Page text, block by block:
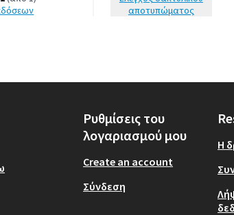
αποτυπώματος
Ρυθμίσεις του
λογαριασμού μου
Create an account
Σύνδεση
Η